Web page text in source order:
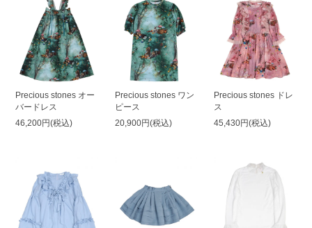
Precious stones オー
バードレス
46,200円(税込)
Precious stones ワン
ピース
20,900円(税込)
Precious stones ドレ
ス
45,430円(税込)